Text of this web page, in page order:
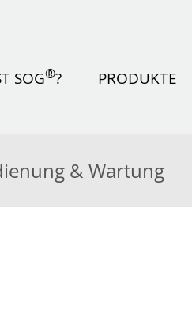
SOG®? PRODUKTE
& Wartung